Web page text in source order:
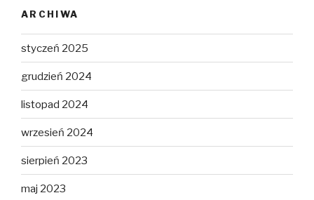
ARCHIWA
styczeń 2025
grudzień 2024
listopad 2024
wrzesień 2024
sierpień 2023
maj 2023